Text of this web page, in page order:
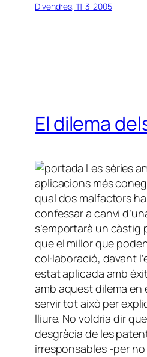
Divendres, 11-3-2005
El dilema
Les sèries
aplicacions més
qual dos malfactors
confessar a canvi
s’emportarà un càstig
que el millor que
col·laboració, davant
estat aplicada amb
amb aquest dilema
servir tot això per
lliure. No voldria dir
desgràcia de les
irresponsables -per